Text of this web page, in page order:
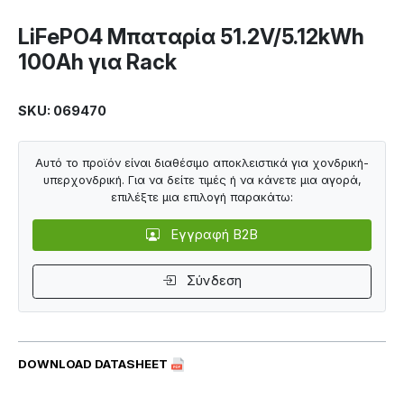
LiFePO4 Μπαταρία 51.2V/5.12kWh
100Ah για Rack
SKU: 069470
DOWNLOAD DATASHEET
Αυτό το προϊόν είναι διαθέσιμο αποκλειστικά για χονδρική-
υπερχονδρική. Για να δείτε τιμές ή να κάνετε μια αγορά,
επιλέξτε μια επιλογή παρακάτω:
Εγγραφή B2B
Σύνδεση